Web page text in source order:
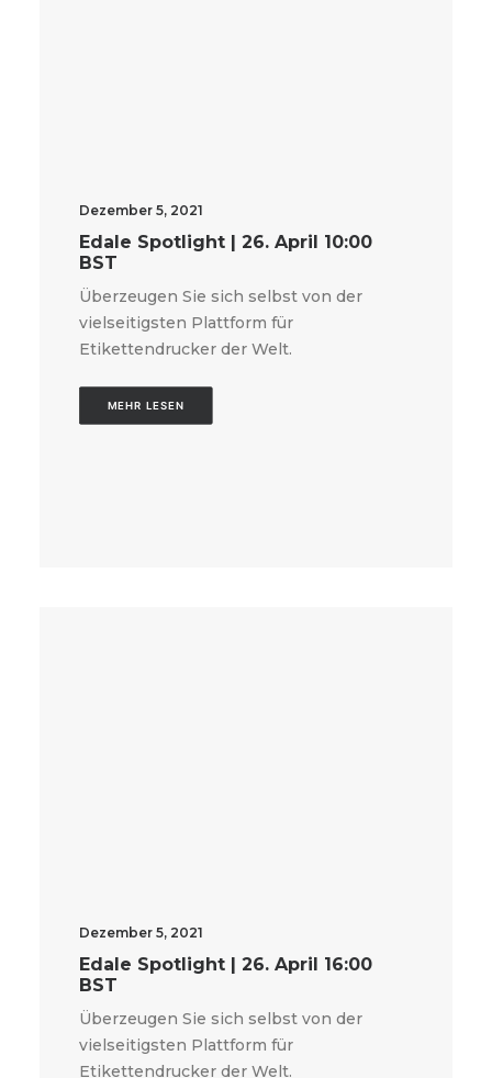
Dezember 5, 2021
Edale Spotlight | 26. April 10:00
BST
Überzeugen Sie sich selbst von der
vielseitigsten Plattform für
Etikettendrucker der Welt.
MEHR LESEN
Dezember 5, 2021
Edale Spotlight | 26. April 16:00
BST
Überzeugen Sie sich selbst von der
vielseitigsten Plattform für
Etikettendrucker der Welt.